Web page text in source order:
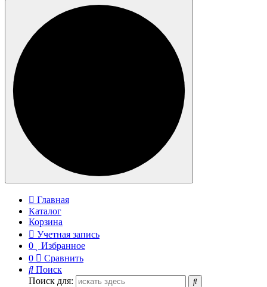
Главная
Каталог
Корзина
Учетная запись
0
Избранное
0
Сравнить
Поиск
Поиск для: